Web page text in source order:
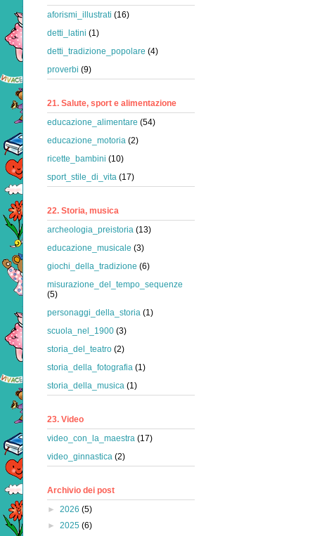
aforismi_illustrati (16)
detti_latini (1)
detti_tradizione_popolare (4)
proverbi (9)
21. Salute, sport e alimentazione
educazione_alimentare (54)
educazione_motoria (2)
ricette_bambini (10)
sport_stile_di_vita (17)
22. Storia, musica
archeologia_preistoria (13)
educazione_musicale (3)
giochi_della_tradizione (6)
misurazione_del_tempo_sequenze
(5)
personaggi_della_storia (1)
scuola_nel_1900 (3)
storia_del_teatro (2)
storia_della_fotografia (1)
storia_della_musica (1)
23. Video
video_con_la_maestra (17)
video_ginnastica (2)
Archivio dei post
► 2026 (5)
► 2025 (6)